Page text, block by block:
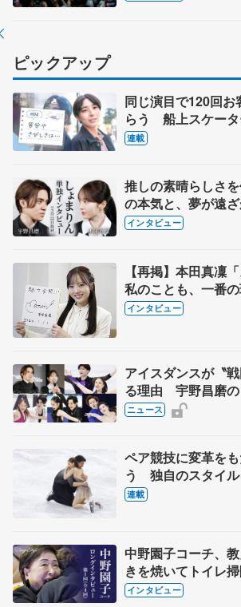
ピックアップ
同じ演目で120回お
らう 船上スケータ
とは 影響あった
連載
推しの素晴らしさ
の本気と、夢が遠
田真凜の覚悟
インタビュー
【再掲】本田真凜
私のことも、一番
退時の単独インタ
インタビュー
アイスダンスが〝
る理由 宇野昌磨の
実力者が相次いで
ニュース
ペア競技に変革を
う 独自のスタイル
【引退発表後②】
連載
中野園子コーチ、
きを焼いてトイレ
も通用するという
インタビュー